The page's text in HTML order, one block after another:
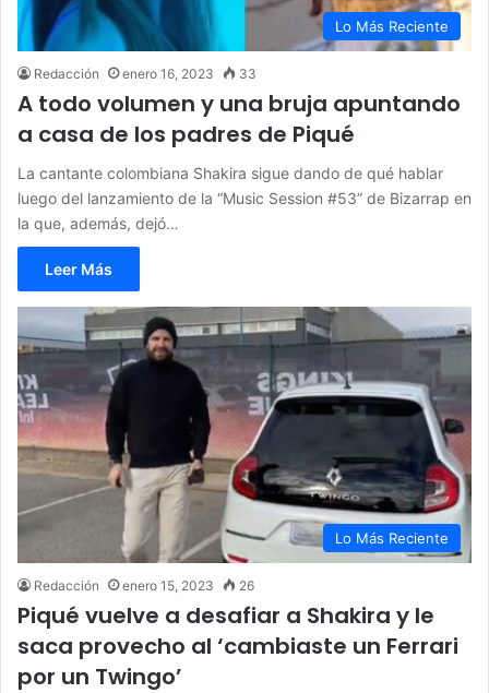
Lo Más Reciente
Redacción enero 16, 2023 33
A todo volumen y una bruja apuntando
a casa de los padres de Piqué
La cantante colombiana Shakira sigue dando de qué hablar
luego del lanzamiento de la “Music Session #53” de Bizarrap en
la que, además, dejó…
Leer Más
Lo Más Reciente
Redacción enero 15, 2023 26
Piqué vuelve a desafiar a Shakira y le
saca provecho al ‘cambiaste un Ferrari
por un Twingo’